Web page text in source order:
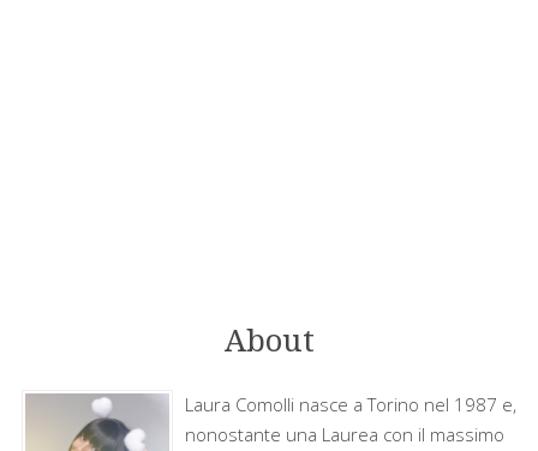
About
Laura Comolli nasce a Torino nel 1987 e,
nonostante una Laurea con il massimo